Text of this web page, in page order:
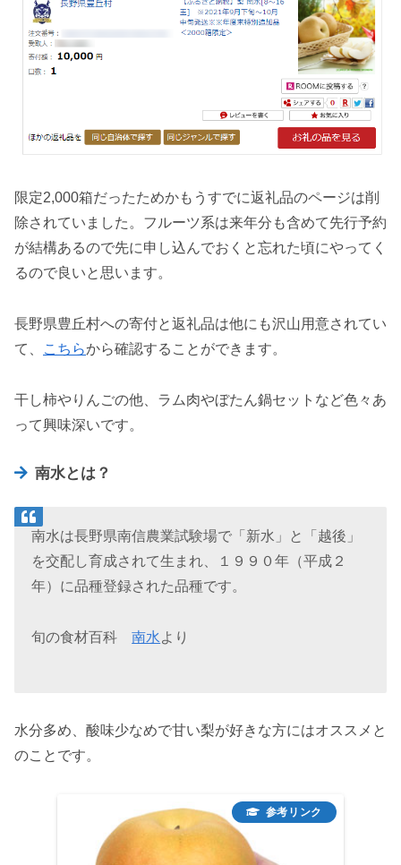
限定2,000箱だったためかもうすでに返礼品のページは削
除されていました。フルーツ系は来年分も含めて先行予約
が結構あるので先に申し込んでおくと忘れた頃にやってく
るので良いと思います。
長野県豊丘村への寄付と返礼品は他にも沢山用意されてい
て、
こちらから確認することができます。
干し柿やりんごの他、ラム肉やぼたん鍋セットなど色々あ
って興味深いです。
南水とは？
南水は長野県南信農業試験場で「新水」と「越後」
を交配し育成されて生まれ、１９９０年（平成２
年）に品種登録された品種です。
旬の食材百科南水より
水分多め、酸味少なめで甘い梨が好きな方にはオススメと
のことです。